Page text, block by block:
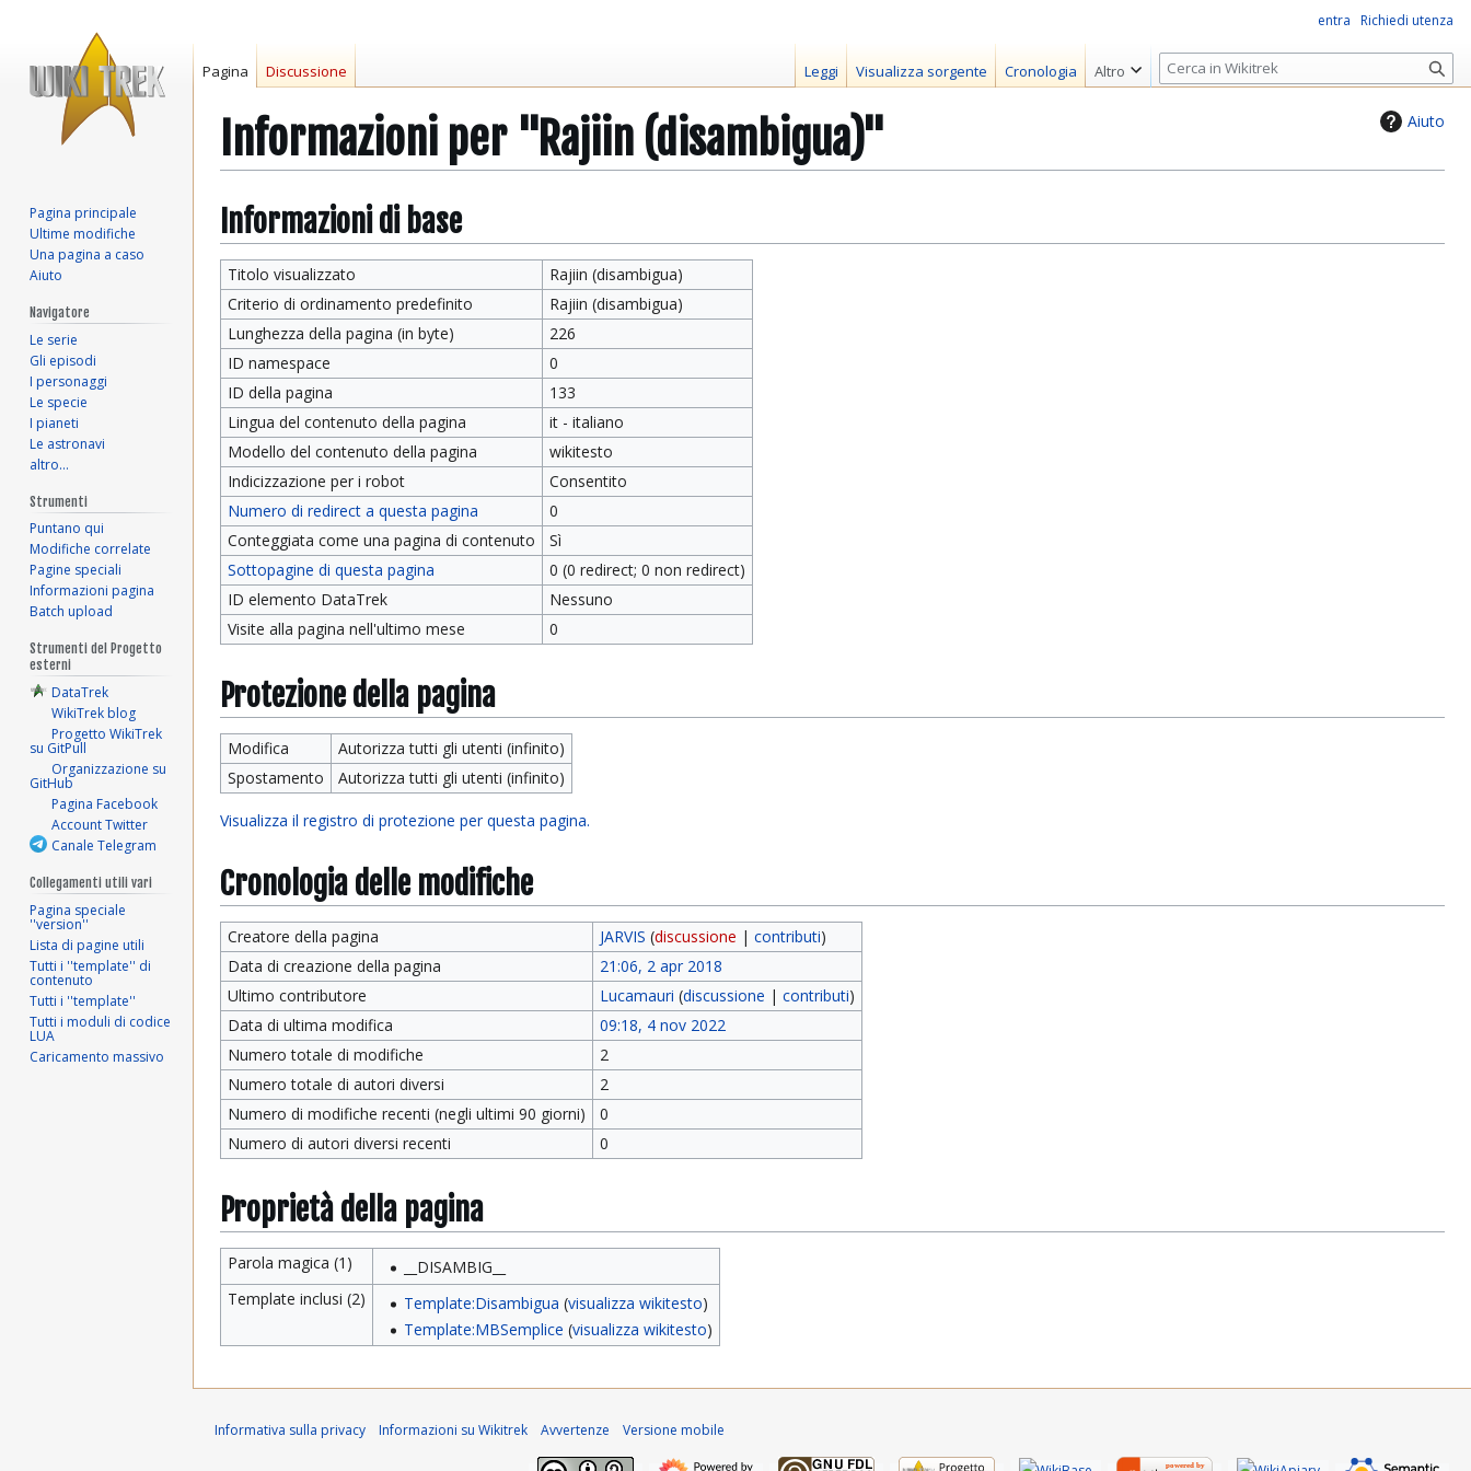
Aiuto
Informazioni per "Rajiin (disambigua)"
Vai
alla
navigazione
Vai
alla
ricerca
Informazioni di base
Titolo visualizzato
Rajiin (disambigua)
Criterio di ordinamento predefinito
Rajiin (disambigua)
Lunghezza della pagina (in byte)
226
ID namespace
0
ID della pagina
133
Lingua del contenuto della pagina
it - italiano
Modello del contenuto della pagina
wikitesto
Indicizzazione per i robot
Consentito
Numero di redirect a questa pagina
0
Conteggiata come una pagina di contenuto
Sì
Sottopagine di questa pagina
0 (0 redirect; 0 non redirect)
ID elemento DataTrek
Nessuno
Visite alla pagina nell'ultimo mese
0
Protezione della pagina
Modifica
Autorizza tutti gli utenti (infinito)
Spostamento
Autorizza tutti gli utenti (infinito)
Visualizza il registro di protezione per questa pagina.
Cronologia delle modifiche
Creatore della pagina JARVIS (discussione | contributi)
Data di creazione della pagina
21:06, 2 apr 2018
Ultimo contributore
Lucamauri (discussione | contributi)
Data di ultima modifica
09:18, 4 nov 2022
Numero totale di modifiche
2
Numero totale di autori diversi
2
Numero di modifiche recenti (negli ultimi 90 giorni)
0
Numero di autori diversi recenti
0
Proprietà della pagina
Parola magica (1)
__DISAMBIG__
Template inclusi (2)
Template:Disambigua (visualizza wikitesto)
Template:MBSemplice (visualizza wikitesto)
entra Richiedi utenza
Pagina Discussione Leggi Visualizza sorgente Cronologia Altro
R
i
r
Pagina principale
Ultime modifiche
Una pagina a caso
Aiuto
Navigatore
Le serie
Gli episodi
I personaggi
Le specie
I pianeti
Le astronavi
altro…
Strumenti
Puntano qui
Modifiche correlate
Pagine speciali
Informazioni pagina
Batch upload
Strumenti del Progetto
esterni
DataTrek
WikiTrek blog
Progetto WikiTrek
su GitPull
Organizzazione su
GitHub
Pagina Facebook
Account Twitter
Canale Telegram
Collegamenti utili vari
Pagina speciale
''version''
Lista di pagine utili
Tutti i ''template'' di
contenuto
Tutti i ''template''
Tutti i moduli di codice
LUA
Caricamento massivo
Informativa sulla privacy Informazioni su Wikitrek Avvertenze Versione mobile